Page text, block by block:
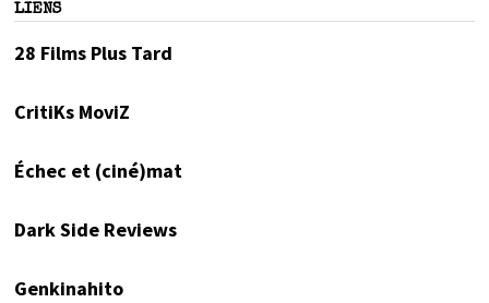
LIENS
28 Films Plus Tard
CritiKs MoviZ
Échec et (ciné)mat
Dark Side Reviews
Genkinahito